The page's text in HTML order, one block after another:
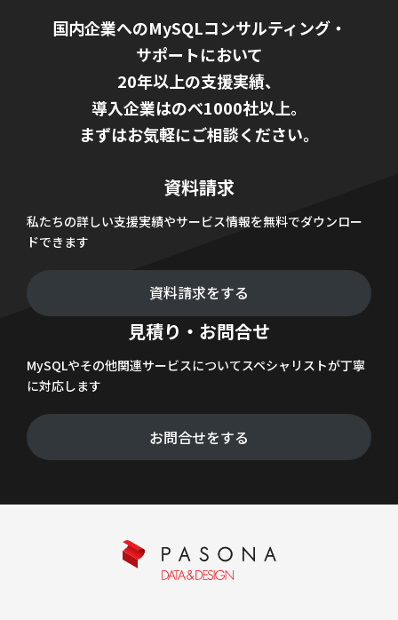
国内企業へのMySQLコンサルティング・
サポートにおいて
20年以上の支援実績、
導入企業はのべ1000社以上。
まずはお気軽にご相談ください。
資料請求
私たちの詳しい支援実績やサービス情報を無料でダウンロー
ドできます
資料請求をする
見積り・お問合せ
MySQLやその他関連サービスについてスペシャリストが丁寧
に対応します
お問合せをする